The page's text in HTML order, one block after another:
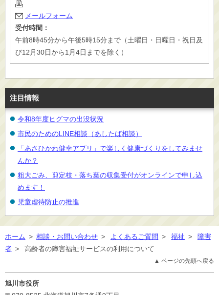
メールフォーム
受付時間：
午前8時45分から午後5時15分まで（土曜日・日曜日・祝日及
び12月30日から1月4日までを除く）
注目情報
令和8年度ヒグマの出没状況
市民のためのLINE相談（あしたば相談）
「あさひかわ健幸アプリ」で楽しく健康づくりをしてみませ
んか？
粗大ごみ、剪定枝・落ち葉の収集受付がオンラインで申し込
めます！
児童虐待防止の推進
ホーム > 相談・お問い合わせ > よくあるご質問 > 福祉 >
障害
者 > 高齢者の障害福祉サービスの利用について
▲ ページの先頭へ戻る
旭川市役所